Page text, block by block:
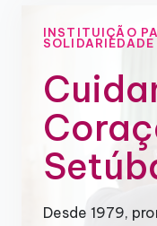
INSTITUIÇÃO
Desde 1979,